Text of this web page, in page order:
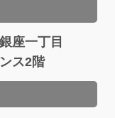
座一丁目
ス2階